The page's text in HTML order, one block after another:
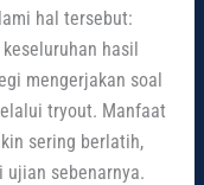
hal tersebut:
hasil
mengerjakan soal
tryout. Manfaat
sering berlatih,
ujian sebenarnya.